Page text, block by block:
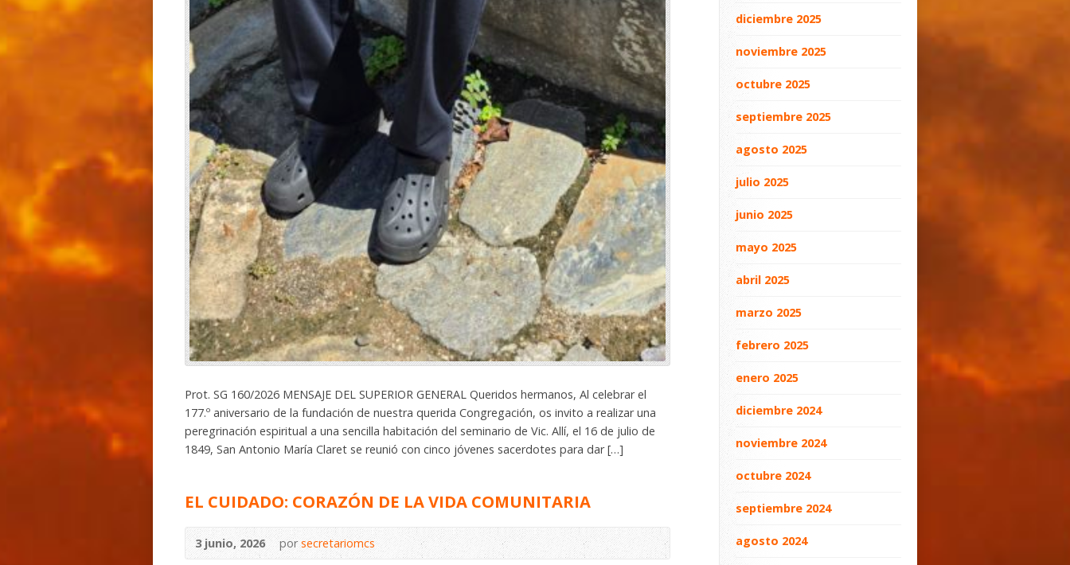
Prot. SG 160/2026 MENSAJE DEL SUPERIOR GENERAL Queridos hermanos, Al celebrar el
177.º aniversario de la fundación de nuestra querida Congregación, os invito a realizar una
peregrinación espiritual a una sencilla habitación del seminario de Vic. Allí, el 16 de julio de
1849, San Antonio María Claret se reunió con cinco jóvenes sacerdotes para dar […]
EL CUIDADO: CORAZÓN DE LA VIDA COMUNITARIA
3 junio, 2026 porsecretariomcs
diciembre 2025
noviembre 2025
octubre 2025
septiembre 2025
agosto 2025
julio 2025
junio 2025
mayo 2025
abril 2025
marzo 2025
febrero 2025
enero 2025
diciembre 2024
noviembre 2024
octubre 2024
septiembre 2024
agosto 2024